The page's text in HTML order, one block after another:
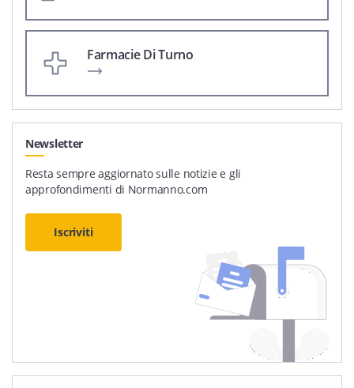
Farmacie Di Turno
Newsletter
Resta sempre aggiornato sulle notizie e gli
approfondimenti di Normanno.com
Iscriviti